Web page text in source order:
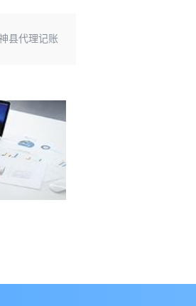
县代理记账